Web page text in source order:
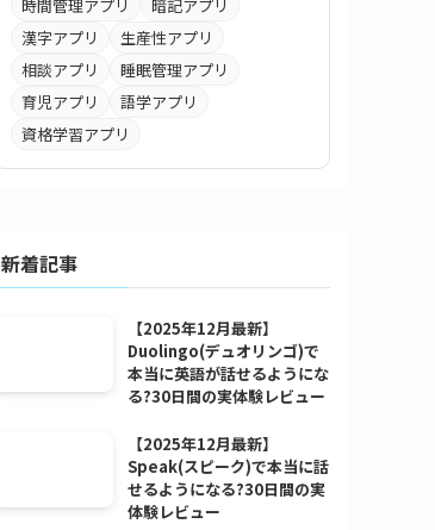
時間管理アプリ
暗記アプリ
漢字アプリ
生産性アプリ
相談アプリ
睡眠管理アプリ
育児アプリ
語学アプリ
資格学習アプリ
新着記事
【2025年12月最新】
Duolingo(デュオリンゴ)で
本当に英語が話せるようにな
る?30日間の実体験レビュー
【2025年12月最新】
Speak(スピーク)で本当に話
せるようになる?30日間の実
体験レビュー